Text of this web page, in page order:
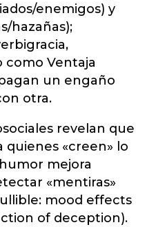
enemigos) y
hazañas);
como Ventaja
un engaño
otra.
revelan que
«creen» lo
mejora
«mentiras»
mood effects
of deception).